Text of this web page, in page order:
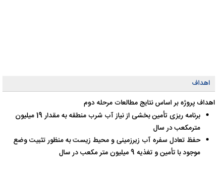
اهداف
اهداف پروژه بر اساس نتایج مطالعات مرحله دوم ‍‍
برنامه ریزی تأمین بخشی از نیاز آب شرب منطقه به مقدار 19 میلیون
مترمکعب در سال
حفظ تعادل سفره آب زیرزمینی و محیط زیست به منظور تثبیت وضع
موجود با تأمین و تغذیه 9 میلیون متر مکعب در سال